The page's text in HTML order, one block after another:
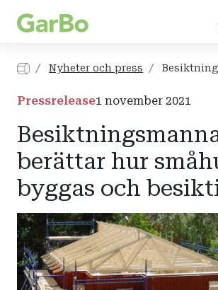
Nyheter och press
Pressrelease1 november 2021
berättar hur
byggas och